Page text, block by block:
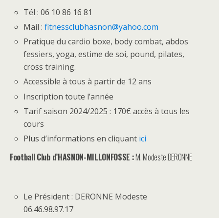
Tél : 06 10 86 16 81
Mail :fitnessclubhasnon@yahoo.com
Pratique du cardio boxe, body combat, abdos
fessiers, yoga, estime de soi, pound, pilates,
cross training.
Accessible à tous à partir de 12 ans
Inscription toute l’année
Tarif saison 2024/2025 : 170€ accès à tous les
cours
Plus d’informations en cliquant ici
Football Club d’HASNON-MILLONFOSSE :M. Modeste DERONNE
Le Président : DERONNE Modeste
06.46.98.97.17